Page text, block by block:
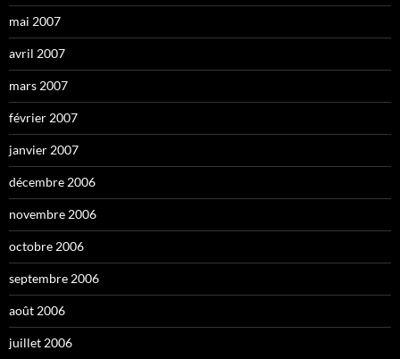
mai 2007
avril 2007
mars 2007
février 2007
janvier 2007
décembre 2006
novembre 2006
octobre 2006
septembre 2006
août 2006
juillet 2006